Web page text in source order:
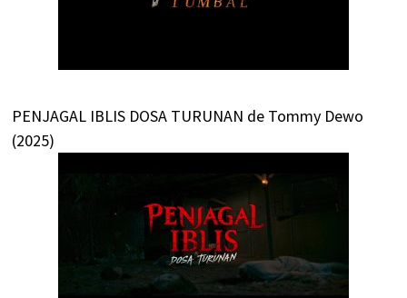
PENJAGAL IBLIS DOSA TURUNAN de Tommy Dewo
(2025)